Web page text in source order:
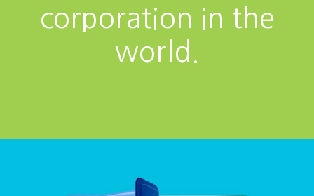
corporation in the
world.